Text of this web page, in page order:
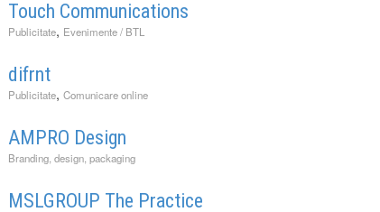
Touch Communications
Publicitate, Evenimente / BTL
difrnt
Publicitate, Comunicare online
AMPRO Design
Branding, design, packaging
MSLGROUP The Practice